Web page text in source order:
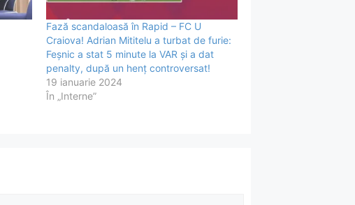
Fază scandaloasă în Rapid – FC U
Craiova! Adrian Mititelu a turbat de furie:
Feșnic a stat 5 minute la VAR și a dat
penalty, după un henț controversat!
19 ianuarie 2024
În „Interne”